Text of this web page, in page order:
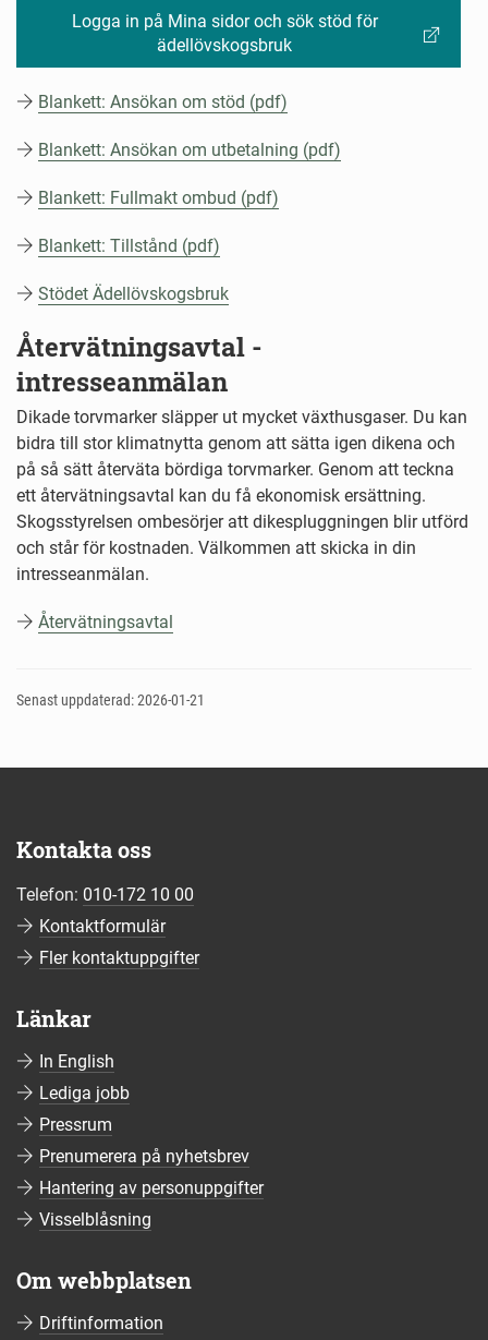
Logga in på Mina sidor och sök stöd för
ädellövskogsbruk
Blankett: Ansökan om stöd (pdf)
Blankett: Ansökan om utbetalning (pdf)
Blankett: Fullmakt ombud (pdf)
Blankett: Tillstånd (pdf)
Stödet Ädellövskogsbruk
Återvätningsavtal -
intresseanmälan
Dikade torvmarker släpper ut mycket växthusgaser. Du kan
bidra till stor klimatnytta genom att sätta igen dikena och
på så sätt återväta bördiga torvmarker. Genom att teckna
ett återvätningsavtal kan du få ekonomisk ersättning.
Skogsstyrelsen ombesörjer att dikespluggningen blir utförd
och står för kostnaden. Välkommen att skicka in din
intresseanmälan.
Återvätningsavtal
Senast uppdaterad: 2026-01-21
Kontakta oss
Telefon: 010-172 10 00
Kontaktformulär
Fler kontaktuppgifter
Länkar
In English
Lediga jobb
Pressrum
Prenumerera på nyhetsbrev
Hantering av personuppgifter
Visselblåsning
Om webbplatsen
Driftinformation